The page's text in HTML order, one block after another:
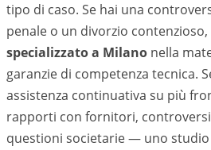
tipo di caso. Se hai una
penale o un divorzio contenzioso,
specializzato a Milano nella
garanzie di competenza tecnica.
assistenza continuativa su più
rapporti con fornitori,
questioni societarie — uno